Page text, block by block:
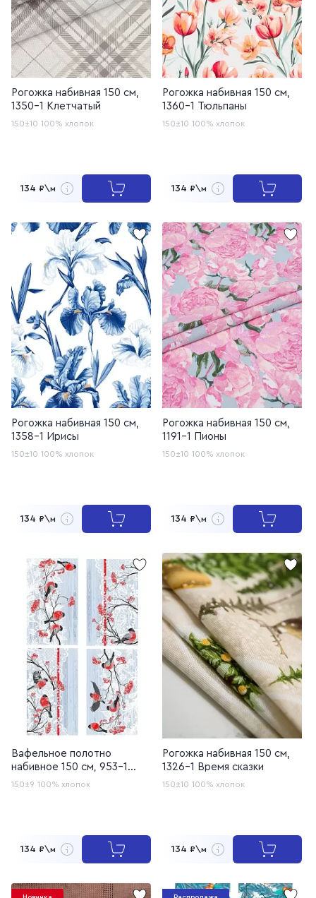
Рогожка набивная 150 см,
1350-1 Клетчатый
150±10 100% хлопок
134 ₽\м
Рогожка набивная 150 см,
1360-1 Тюльпаны
150±10 100% хлопок
134 ₽\м
Рогожка набивная 150 см,
1358-1 Ирисы
150±10 100% хлопок
134 ₽\м
Рогожка набивная 150 см,
1191-1 Пионы
150±10 100% хлопок
134 ₽\м
Вафельное полотно
набивное 150 см, 953-1
Снегири
150±9 100% хлопок
134 ₽\м
Рогожка набивная 150 см,
1326-1 Время сказки
150±10 100% хлопок
134 ₽\м